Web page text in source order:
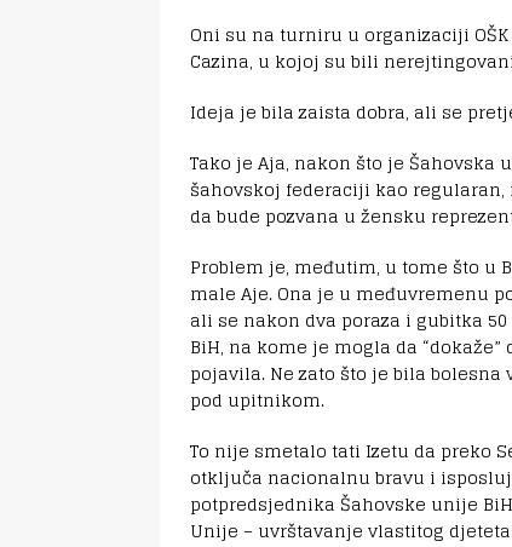
Oni su na turniru u organizaciji
Cazina, u kojoj su bili
Ideja je bila zaista dobra, ali se
Tako je Aja, nakon što je
šahovskoj federaciji kao
da bude pozvana u žensku
Problem je, međutim, u tome što
male Aje. Ona je u međuvremenu
ali se nakon dva poraza i gubitka
BiH, na kome je mogla da
pojavila. Ne zato što je bila
pod upitnikom.
To nije smetalo tati Izetu da preko
otključa nacionalnu bravu i
potpredsjednika Šahovske unije
Unije – uvrštavanje vlastitog